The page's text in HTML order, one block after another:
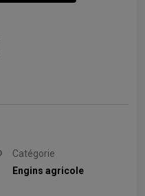
Catégorie
Engins agricole